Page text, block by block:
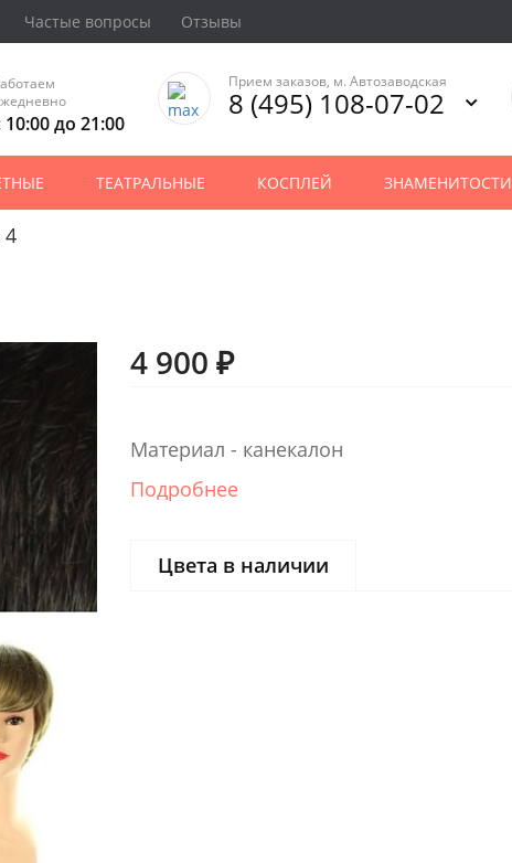
Частые вопросы Отзывы
10:00 до 21:00
Прием заказов, м. Автозаводская
8 (495) 108-07-02
ТЕАТРАЛЬНЫЕ КОСПЛЕЙ ЗНАМЕНИТОСТИ
4
4 900 ₽
Материал - канекалон
Подробнее
Цвета в наличии